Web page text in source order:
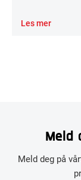
Les mer
Meld
Meld deg på